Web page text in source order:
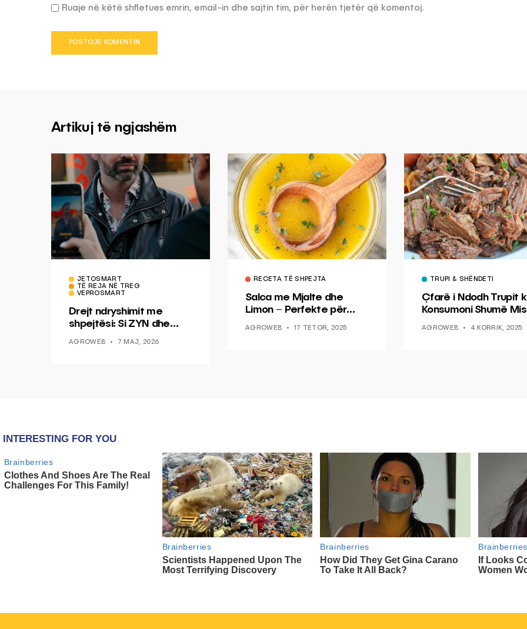
Ruaje në këtë shfletues emrin, email-in dhe sajtin tim, për herën tjetër që komentoj.
Artikuj të ngjashëm
JETOSMART
TË REJA NË TREG
VEPROSMART
Drejt ndryshimit me
shpejtësi: Si ZYN dhe
AGROWEB 7 MAJ, 2026
RECETA TË SHPEJTA
Salca me Mjalte dhe
Limon – Perfekte për
AGROWEB 17 TETOR, 2025
TRUPI & SHËNDETI
Çfarë i Ndodh Trupit
Konsumoni Shumë
AGROWEB 4 KORRIK, 2025